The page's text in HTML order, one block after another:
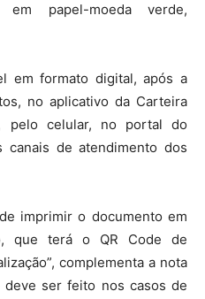
papel-moeda verde,
em formato digital, após a
no aplicativo da Carteira
pelo celular, no portal do
de atendimento dos
imprimir o documento em
que terá o QR Code de
complementa a nota
ser feito nos casos de